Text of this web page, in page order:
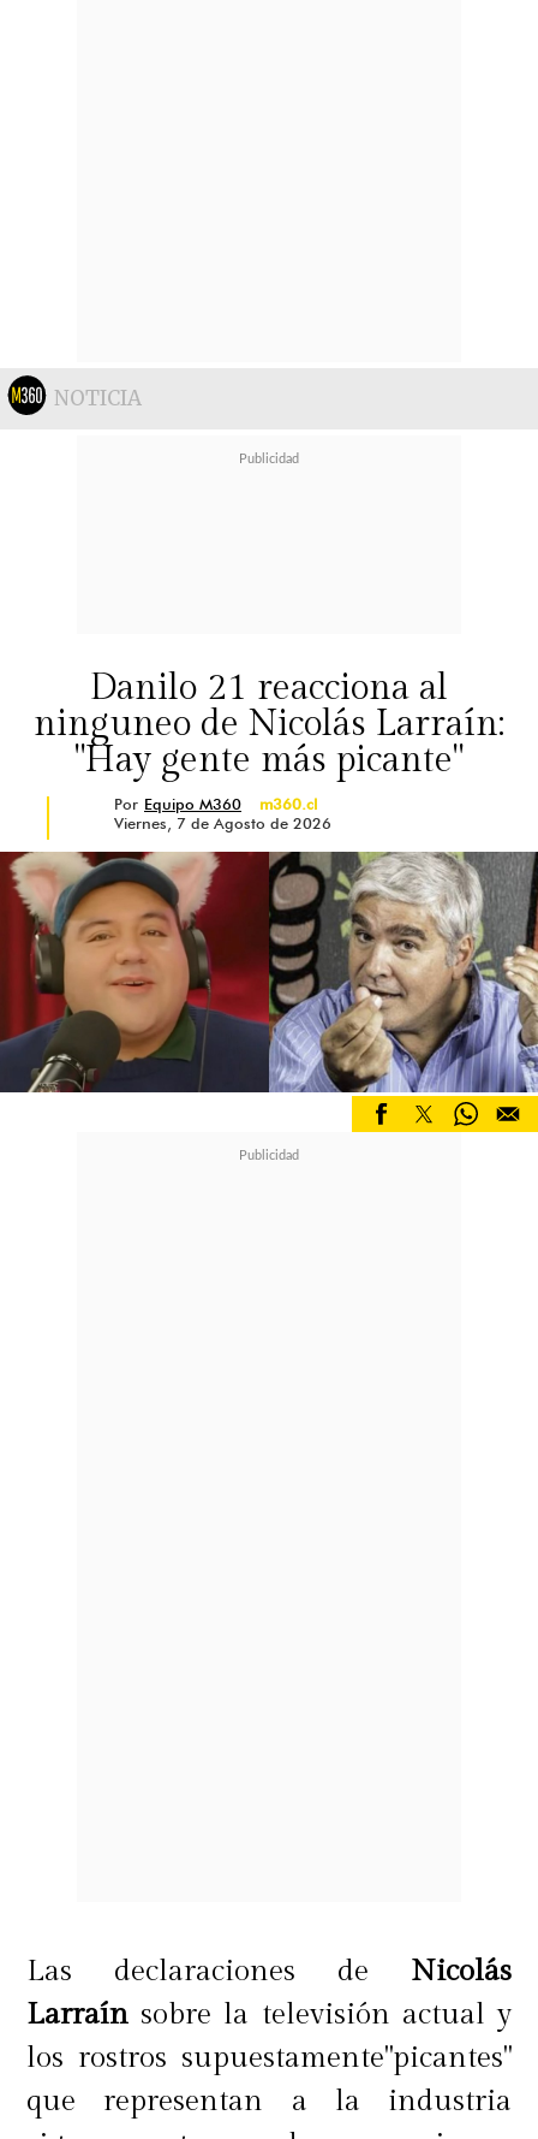
NOTICIA
Danilo 21 reacciona al
ninguneo de Nicolás Larraín:
"Hay gente más picante"
Por Equipo M360
m360.cl
Viernes, 7 de Agosto de 2026
Las declaraciones de Nicolás
Larraín sobre la televisión actual y
los rostros supuestamente"picantes"
que representan a la industria